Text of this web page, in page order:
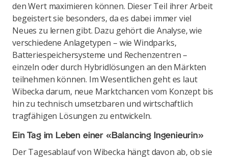
den Wert maximieren können. Dieser Teil ihrer Arbeit
begeistert sie besonders, da es dabei immer viel
Neues zu lernen gibt. Dazu gehört die Analyse, wie
verschiedene Anlagetypen – wie Windparks,
Batteriespeichersysteme und Rechenzentren –
einzeln oder durch Hybridlösungen an den Märkten
teilnehmen können. Im Wesentlichen geht es laut
Wibecka darum, neue Marktchancen vom Konzept bis
hin zu technisch umsetzbaren und wirtschaftlich
tragfähigen Lösungen zu entwickeln.
Ein Tag im Leben einer «Balancing Ingenieurin»
Der Tagesablauf von Wibecka hängt davon ab, ob sie